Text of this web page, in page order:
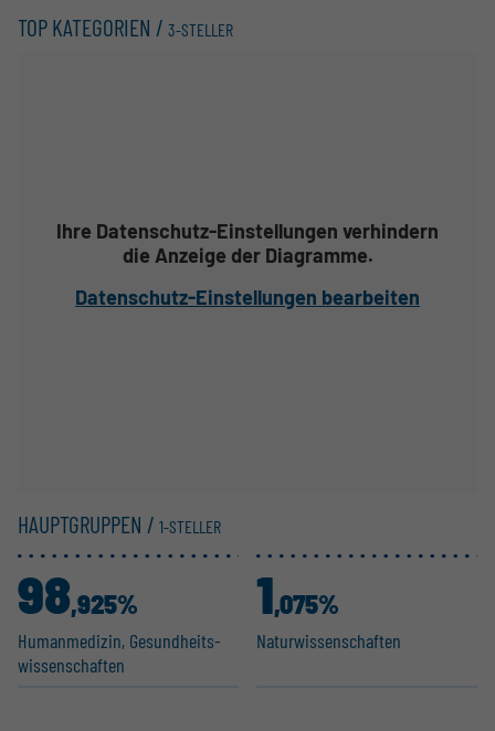
TOP KATEGORIEN / 3-STELLER
Ihre Datenschutz-Einstellungen verhindern
die Anzeige der Diagramme.
Datenschutz-Einstellungen bearbeiten
HAUPTGRUPPEN / 1-STELLER
Human­me­dizin, Gesund­heits­
wis­sen­schaften
98,925%
Natur­wis­sen­schaften
1,075%